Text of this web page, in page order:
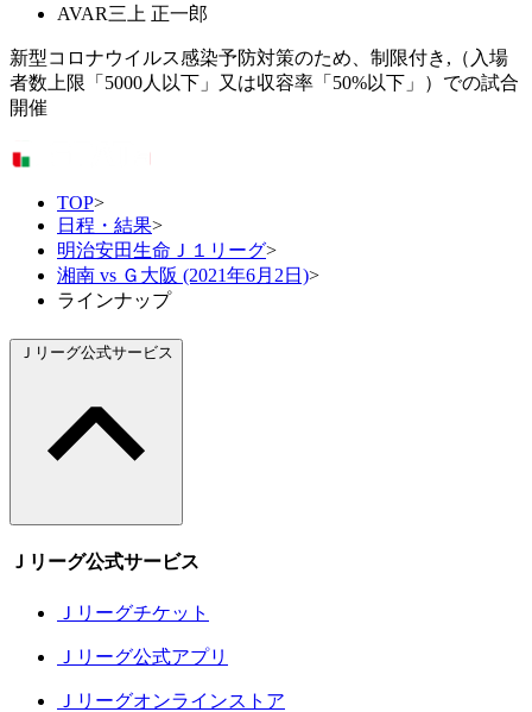
AVAR三上 正一郎
新型コロナウイルス感染予防対策のため、制限付き,（入場
者数上限「5000人以下」又は収容率「50%以下」）での試合
開催
TOP>
日程・結果>
明治安田生命Ｊ１リーグ>
湘南 vs Ｇ大阪 (2021年6月2日)>
ラインナップ
Ｊリーグ公式サービス
Ｊリーグ公式サービス
Ｊリーグチケット
Ｊリーグ公式アプリ
Ｊリーグオンラインストア